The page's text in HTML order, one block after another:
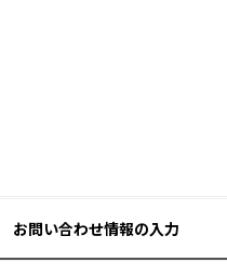
お問い合わせ情報の入力